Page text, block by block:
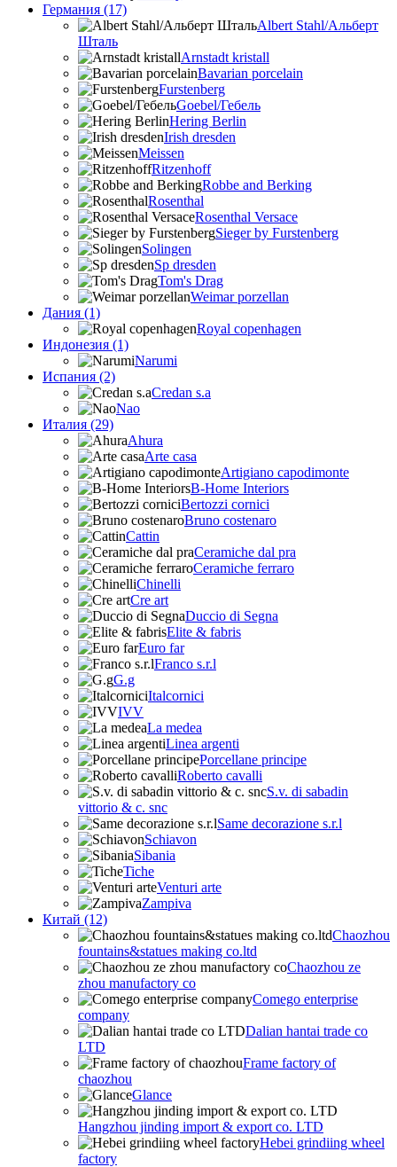
Германия (17)
Albert Stahl/Альбеpт
Шталь
Arnstadt kristall
Bavarian porcelain
Furstenberg
Goebel/Гебель
Hering Berlin
Irish dresden
Meissen
Ritzenhoff
Robbe and Berking
Rosenthal
Rosenthal Versace
Sieger by Furstenberg
Solingen
Sp dresden
Tom's Drag
Weimar porzellan
Дания (1)
Royal copenhagen
Индонезия (1)
Narumi
Испания (2)
Credan s.a
Nao
Италия (29)
Ahura
Arte casa
Artigiano capodimonte
B-Home Interiors
Bertozzi cornici
Bruno costenaro
Cattin
Ceramiche dal pra
Ceramiche ferraro
Chinelli
Cre art
Duccio di Segna
Elite & fabris
Euro far
Franco s.r.l
G.g
Italcornici
IVV
La medea
Linea argenti
Porcellane principe
Roberto cavalli
S.v. di sabadin
vittorio & c. snc
Same decorazione s.r.l
Schiavon
Sibania
Tiche
Venturi arte
Zampiva
Китай (12)
Chaozhou
fountains&statues making co.ltd
Chaozhou ze
zhou manufactory co
Comego enterprise
company
Dalian hantai trade co
LTD
Frame factory of
chaozhou
Glance
Hangzhou jinding import & export co. LTD
Hebei grindiing wheel
factory